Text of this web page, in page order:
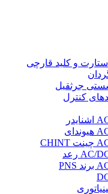
و کلید قارچی
جرثقیل
کنترل